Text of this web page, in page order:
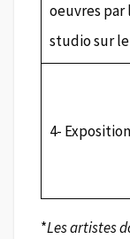
oeuvres par
studio sur
4-
*Les artistes